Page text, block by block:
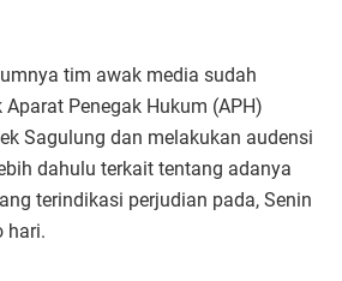
tim awak media sudah
Penegak Hukum (APH)
Sagulung dan melakukan audensi
dahulu terkait tentang adanya
terindikasi perjudian pada, Senin
hari.